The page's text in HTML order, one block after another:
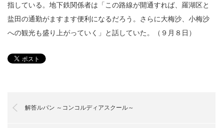
指している。地下鉄関係者は「この路線が開通すれば、羅湖区と
盐田の通勤がますます便利になるだろう。さらに大梅沙、小梅沙
への観光も盛り上がっていく」と話していた。（９月８日）
解答ルパン ～コンコルディアスクール～